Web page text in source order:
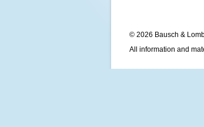
© 2026 Bausch &
All information and